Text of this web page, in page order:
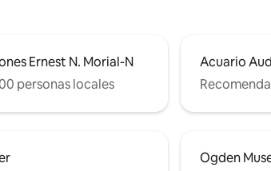
Ernest N. Morial-N
personas locales
Acuario
Ogden